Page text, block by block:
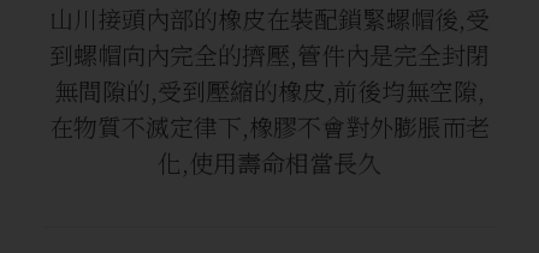
山川接頭內部的橡皮在裝配鎖緊螺帽後,受
到螺帽向內完全的擠壓,管件內是完全封閉
無間隙的,受到壓縮的橡皮,前後均無空隙,
在物質不滅定律下,橡膠不會對外膨脹而老
化,使用壽命相當長久